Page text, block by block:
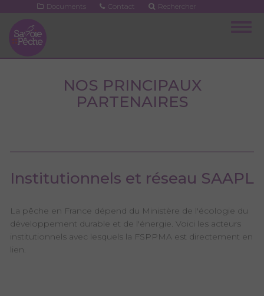
contenu
principal
Documents Contact Rechercher
NOS PRINCIPAUX
PARTENAIRES
Institutionnels et réseau SAAPL
La pêche en France dépend du Ministère de l'écologie du
développement durable et de l'énergie. Voici les acteurs
institutionnels avec lesquels la FSPPMA est directement en
lien.